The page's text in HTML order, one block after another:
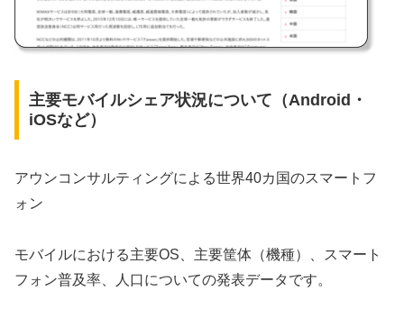
主要モバイルシェア状況について（Android・
iOSなど）
アウンコンサルティングによる世界40カ国のスマートフ
ォン
モバイルにおける主要OS、主要筐体（機種）、スマート
フォン普及率、人口についての発表データです。